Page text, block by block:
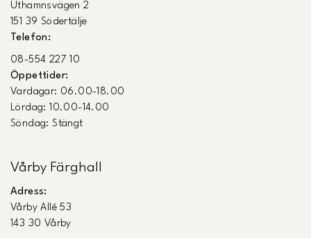
Uthamnsvägen 2
151 39 Södertälje
Telefon:
08-554 227 10
Öppettider:
Vardagar: 06.00-18.00
Lördag: 10.00-14.00
Söndag: Stängt
Vårby Färghall
Adress:
Vårby Allé 53
143 30 Vårby